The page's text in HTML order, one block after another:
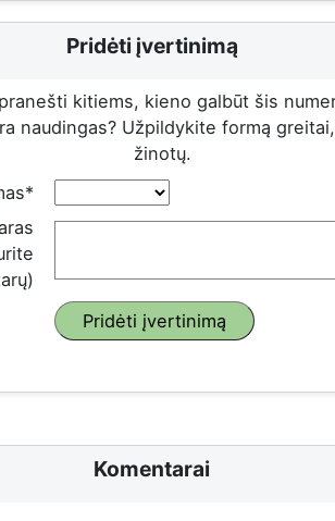
Pridėti įvertinimą
kitiems, kieno galbūt šis
naudingas? Užpildykite formą
žinotų.
Komentarai